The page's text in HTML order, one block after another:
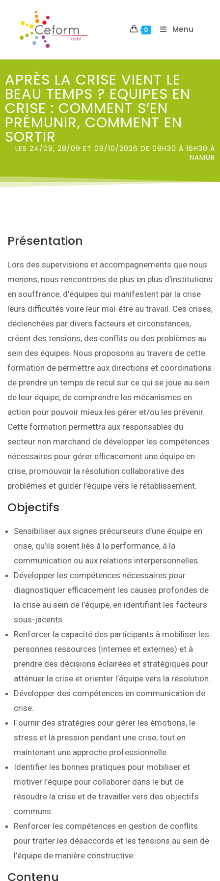
0 Menu
APRÈS LA CRISE VIENT LE
BEAU TEMPS ? EQUIPES EN
CRISE : COMMENT S’EN
PRÉMUNIR, COMMENT EN
SORTIR
LES 24/09, 28/09 ET 09/10/2026 DE 09H30 À 16H30 À
NAMUR
Présentation
Lors des supervisions et accompagnements que nous
menons, nous rencontrons de plus en plus d’institutions
en souffrance, d’équipes qui manifestent par la crise
leurs difficultés voire leur mal-être au travail. Ces crises,
déclenchées par divers facteurs et circonstances,
créent des tensions, des conflits ou des problèmes au
sein des équipes. Nous proposons au travers de cette
formation de permettre aux directions et coordinations
de prendre un temps de recul sur ce qui se joue au sein
de leur équipe, de comprendre les mécanismes en
action pour pouvoir mieux les gérer et/ou les prévenir.
Cette formation permettra aux responsables du
secteur non marchand de développer les compétences
nécessaires pour gérer efficacement une équipe en
crise, promouvoir la résolution collaborative des
problèmes et guider l’équipe vers le rétablissement.
Objectifs
Sensibiliser aux signes précurseurs d’une équipe en
crise, qu’ils soient liés à la performance, à la
communication ou aux relations interpersonnelles.
Développer les compétences nécessaires pour
diagnostiquer efficacement les causes profondes de
la crise au sein de l’équipe, en identifiant les facteurs
sous-jacents.
Renforcer la capacité des participants à mobiliser les
personnes ressources (internes et externes) et à
prendre des décisions éclairées et stratégiques pour
atténuer la crise et orienter l’équipe vers la résolution.
Développer des compétences en communication de
crise.
Fournir des stratégies pour gérer les émotions, le
stress et la pression pendant une crise, tout en
maintenant une approche professionnelle.
Identifier les bonnes pratiques pour mobiliser et
motiver l’équipe pour collaborer dans le but de
résoudre la crise et de travailler vers des objectifs
communs.
Renforcer les compétences en gestion de conflits
pour traiter les désaccords et les tensions au sein de
l’équipe de manière constructive.
Contenu